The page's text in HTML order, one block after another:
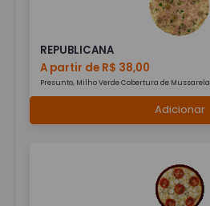
REPUBLICANA
A partir de R$ 38,00
Presunto, Milho Verde Cobertura de Mussarela
Adicionar